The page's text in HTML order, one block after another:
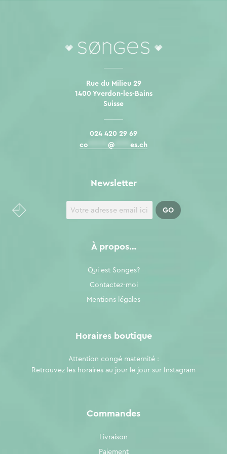
Rue du Milieu 29
1400 Yverdon-les-Bains
Suisse
024 420 29 69
co
@ es.ch
Commandes
Livraison
Paiement
À propos…
Qui est Songes?
Contactez-moi
Mentions légales
Newsletter
Horaires boutique
Attention congé maternité :
Retrouvez les horaires au jour le jour sur
Instagram